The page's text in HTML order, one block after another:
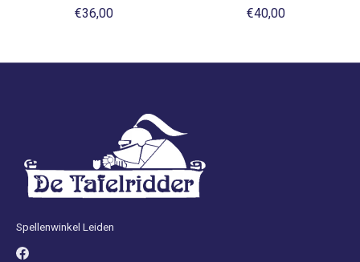
€36,00
€40,00
Spellenwinkel Leiden